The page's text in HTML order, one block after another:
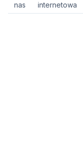
nas
internetowa